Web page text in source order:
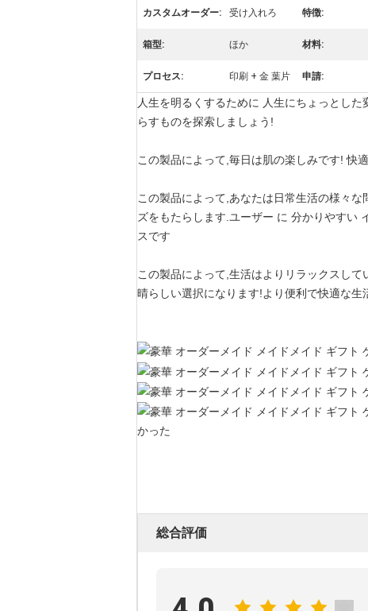
カスタムオーダー: 受け入れろ 特徴:
箱型: ほか 材料:
プロセス: 印刷 + 金 葉片 申請:
人生を明るくするために 人生にちょっとし
らすものを探索しましょう!
この製品によって,毎日は肌の楽しみです! 快
この製品によって,あなたは日常生活の様々
ズをもたらします.ユーザー に 分かりやすい
スです
この製品によって,生活はよりリラックスし
晴らしい選択になります!より便利で快適な
かった
総合評価